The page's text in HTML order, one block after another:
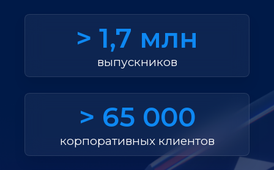
> 1,7 млн
выпускников
> 65 000
корпоративных клиентов